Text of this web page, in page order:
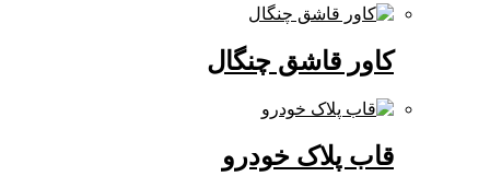
کاور قاشق چنگال
قاب پلاک خودرو